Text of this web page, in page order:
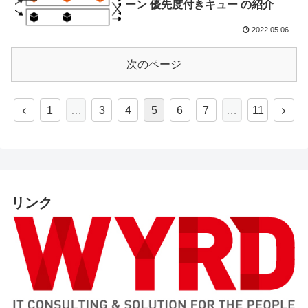
ーン 優先度付きキュー の紹介
2022.05.06
次のページ
1 … 3 4 5 6 7 … 11
リンク